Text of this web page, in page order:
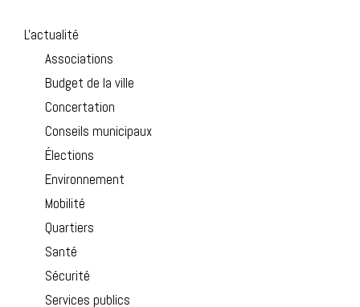
L'actualité
Associations
Budget de la ville
Concertation
Conseils municipaux
Élections
Environnement
Mobilité
Quartiers
Santé
Sécurité
Services publics